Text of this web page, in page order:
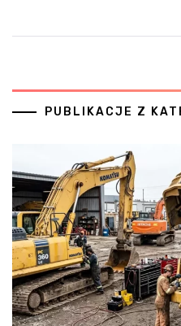
PUBLIKACJE Z